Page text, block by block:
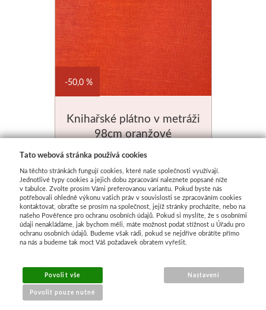
Knihařské plátno v metráži
98cm oranžové
Skladem
50,0 %
149 Kč
Tato webová stránka používá cookies
Na těchto stránkách fungují cookies, které naše společnosti využívají.
Jednotlivé typy cookies a jejich dobu zpracování naleznete popsané níže
v tabulce. Zvolte prosím Vámi preferovanou variantu. Pokud byste nás
potřebovali ohledně výkonu vašich práv v souvislosti se zpracováním cookies
kontaktovat, obraťte se prosím na společnost, jejíž stránky procházíte, nebo na
našeho Pověřence pro ochranu osobních údajů. Pokud si myslíte, že s osobními
údaji nenakládáme, jak bychom měli, máte možnost podat stížnost u Úřadu pro
ochranu osobních údajů. Budeme však rádi, pokud se nejdříve obrátíte přímo
na nás a budeme tak moct Váš požadavek obratem vyřešit.
Povolit vše
Povolit pouze nutné
Nastavení